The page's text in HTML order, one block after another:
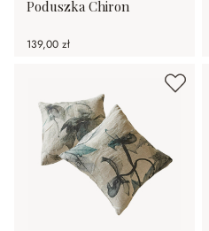
Poduszka Chiron
139,00 zł